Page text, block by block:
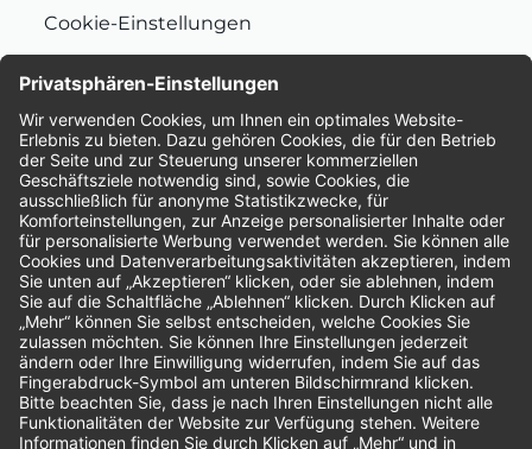
Cookie-Einstellungen
Bewertungen